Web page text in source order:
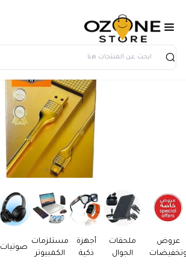
بحث
عروض
ملحقات
الجوال
أجهزة
ذكية
مستلزمات
الكمبيوتر
صوتيات